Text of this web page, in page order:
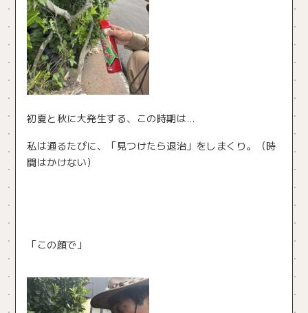
初夏と秋に大発生する、この時期は…
私は通るたびに、「見つけたら退治」をしまくり。（時
間はかけない）
「この顔で」